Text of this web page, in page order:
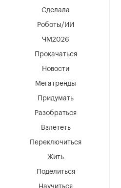
Мегатренды
Придумать
Разобраться
Взлететь
Новости
Переключиться
Жить
Поделиться
Сделала
Роботы/ИИ
ЧМ2026
Прокачаться